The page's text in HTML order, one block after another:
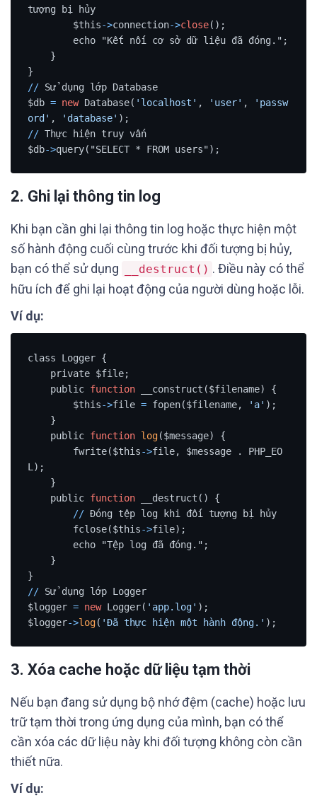
tượng bị hủy
        $this
->connection->close();
// Sử dụng lớp Database
$db = new Database( 'localhost' , 'user' ,
'passw
ord' , 'database'
// Thực hiện truy vấn
$db->query("SELECT * FROM users");
2. Ghi lại thông tin log
Khi bạn cần ghi lại thông tin log hoặc thực hiện một
số hành động cuối cùng trước khi đối tượng bị hủy,
bạn có thể sử dụng
__destruct() . Điều này có thể
hữu ích để ghi lại hoạt động của người dùng hoặc lỗi.
Ví dụ:
class Logger {
    public
function __construct($filename) {
        $this
->file = fopen($filename, 'a' );
    public
function log($message) {
        fwrite($this
->file, $message . PHP_EO
L);
    public
function __destruct() {
// Đóng tệp log khi đối tượng bị hủy
        fclose($this
->file);
// Sử dụng lớp Logger
$logger = new Logger( 'app.log' );
$logger->log( 'Đã thực hiện một hành động.' );
3. Xóa cache hoặc dữ liệu tạm thời
Nếu bạn đang sử dụng bộ nhớ đệm (cache) hoặc lưu
trữ tạm thời trong ứng dụng của mình, bạn có thể
cần xóa các dữ liệu này khi đối tượng không còn cần
thiết nữa.
Ví dụ: